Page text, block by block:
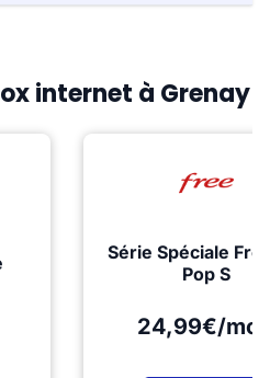
internet à Grenay
Série Spéciale
Pop S
24,99€/